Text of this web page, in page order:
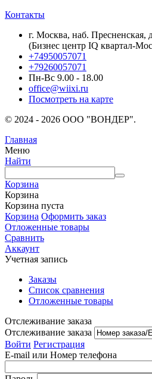
Контакты
г. Москва, наб. Пресненская,
(Бизнес центр IQ квартал-
+74950057071
+79260057071
Пн-Вс 9.00 - 18.00
office@wiixi.ru
Посмотреть на карте
© 2024 - 2026 ООО "ВОНДЕР".
Главная
Меню
Найти
Корзина
Корзина
Корзина пуста
Корзина Оформить заказ
Отложенные товары
Сравнить
Аккаунт
Учетная запись
Заказы
Список сравнения
Отложенные товары
Отслеживание заказа
Отслеживание заказа
Войти Регистрация
E-mail или Номер телефона